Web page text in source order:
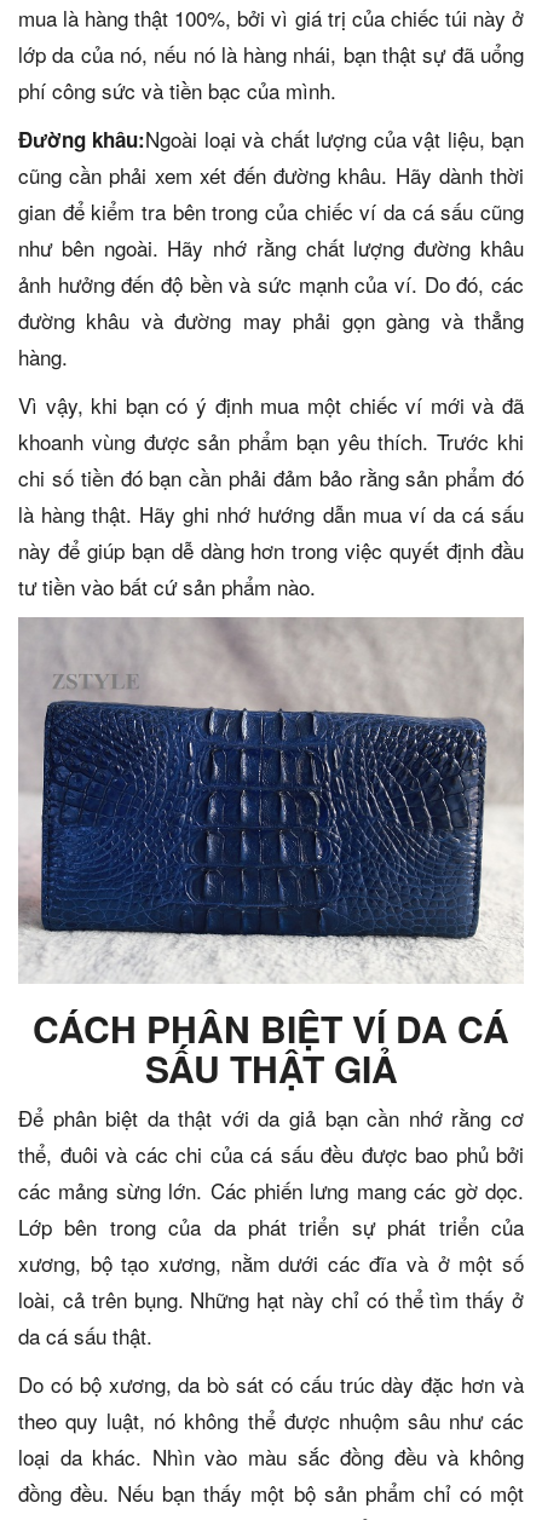
mua là hàng thật 100%, bởi vì giá trị của chiếc túi này ở
lớp da của nó, nếu nó là hàng nhái, bạn thật sự đã uổng
phí công sức và tiền bạc của mình.
Đường khâu:Ngoài loại và chất lượng của vật liệu, bạn
cũng cần phải xem xét đến đường khâu. Hãy dành thời
gian để kiểm tra bên trong của chiếc ví da cá sấu cũng
như bên ngoài. Hãy nhớ rằng chất lượng đường khâu
ảnh hưởng đến độ bền và sức mạnh của ví. Do đó, các
đường khâu và đường may phải gọn gàng và thẳng
hàng.
Vì vậy, khi bạn có ý định mua một chiếc ví mới và đã
khoanh vùng được sản phẩm bạn yêu thích. Trước khi
chi số tiền đó bạn cần phải đảm bảo rằng sản phẩm đó
là hàng thật. Hãy ghi nhớ hướng dẫn mua ví da cá sấu
này để giúp bạn dễ dàng hơn trong việc quyết định đầu
tư tiền vào bất cứ sản phẩm nào.
CÁCH PHÂN BIỆT VÍ DA CÁ
SẤU THẬT GIẢ
Để phân biệt da thật với da giả bạn cần nhớ rằng cơ
thể, đuôi và các chi của cá sấu đều được bao phủ bởi
các mảng sừng lớn. Các phiến lưng mang các gờ dọc.
Lớp bên trong của da phát triển sự phát triển của
xương, bộ tạo xương, nằm dưới các đĩa và ở một số
loài, cả trên bụng. Những hạt này chỉ có thể tìm thấy ở
da cá sấu thật.
Do có bộ xương, da bò sát có cấu trúc dày đặc hơn và
theo quy luật, nó không thể được nhuộm sâu như các
loại da khác. Nhìn vào màu sắc đồng đều và không
đồng đều. Nếu bạn thấy một bộ sản phẩm chỉ có một